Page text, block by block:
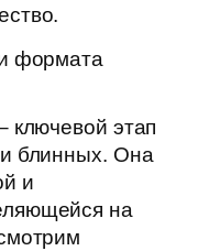
формата
ключевой этап
блинных. Она
и
на